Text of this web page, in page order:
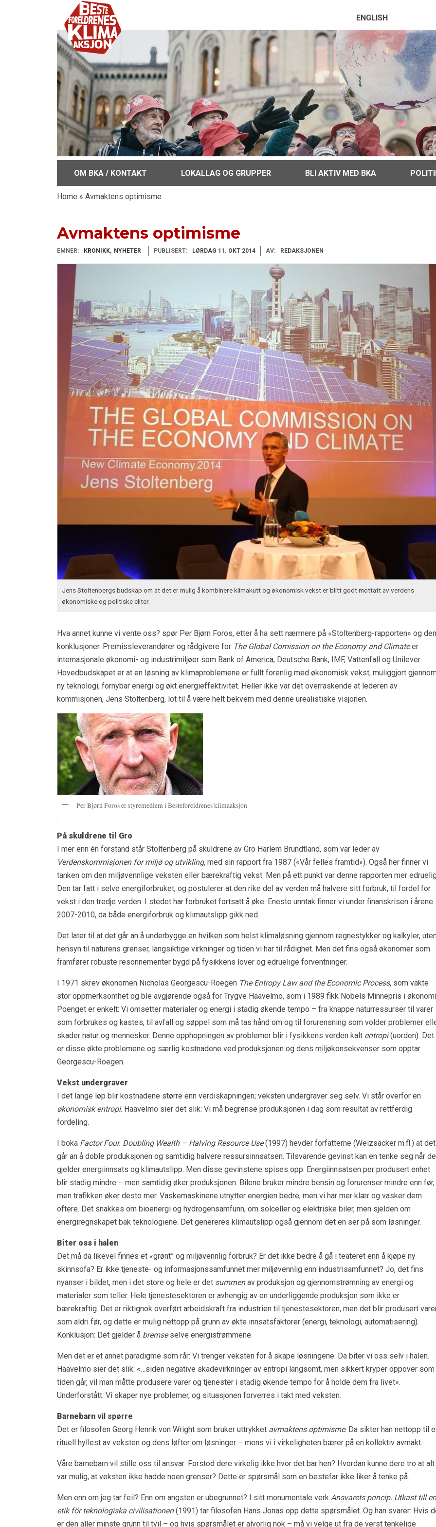
ENGLISH
OM BKA / KONTAKT LOKALLAG OG GRUPPER BLI AKTIV MED BKA
Home » Avmaktens optimisme
Avmaktens optimisme
EMNER: KRONIKK NYHETER PUBLISERT: LØRDAG 11. OKT 2014 AV: REDAKSJONEN
Jens Stoltenbergs budskap om at det er mulig å kombinere klimakutt og økonomisk vekst er blitt godt mottatt av verdens
økonomiske og politiske eliter.
Hva annet kunne vi vente oss? spør Per Bjørn Foros, etter å ha sett nærmere på «Stoltenberg-rapporten» og
konklusjoner. Premissleverandører og rådgivere for The Global Comission on the Economy and Climateer
internasjonale økonomi- og industrimiljøer som Bank of America, Deutsche Bank, IMF, Vattenfall og Unilever.
Hovedbudskapet er at en løsning av klimaproblemene er fullt forenlig med økonomisk vekst, muliggjort
ny teknologi, fornybar energi og økt energieffektivitet. Heller ikke var det overraskende at lederen av
kommisjonen, Jens Stoltenberg, lot til å være helt bekvem med denne urealistiske visjonen.
Per Bjørn Foros er styremedlem i Besteforeldrenes klimaaksjon
På skuldrene til Gro
I mer enn én forstand står Stoltenberg på skuldrene av Gro Harlem Brundtland, som var leder av
Verdenskommisjonen for miljø og utvikling, med sin rapport fra 1987 («Vår felles framtid»). Også her finner vi
tanken om den miljøvennlige veksten eller bærekraftig vekst. Men på ett punkt var denne rapporten mer
Den tar fatt i selve energiforbruket, og postulerer at den rike del av verden må halvere sitt forbruk, til fordel for
vekst i den tredje verden. I stedet har forbruket fortsatt å øke. Eneste unntak finner vi under finanskrisen i årene
2007-2010, da både energiforbruk og klimautslipp gikk ned.
Det later til at det går an å underbygge en hvilken som helst klimaløsning gjennom regnestykker og kalkyler,
hensyn til naturens grenser, langsiktige virkninger og tiden vi har til rådighet. Men det fins også økonomer som
framfører robuste resonnementer bygd på fysikkens lover og edruelige forventninger.
I 1971 skrev økonomen Nicholas Georgescu-Roegen The Entropy Law and the Economic Process, som vakte
stor oppmerksomhet og ble avgjørende også for Trygve Haavelmo, som i 1989 fikk Nobels Minnepris i
Poenget er enkelt: Vi omsetter materialer og energi i stadig økende tempo – fra knappe naturressurser til varer
som forbrukes og kastes, til avfall og søppel som må tas hånd om og til forurensning som volder problemer
skader natur og mennesker. Denne opphopningen av problemer blir i fysikkens verden kalt entropi(uorden). Det
er disse økte problemene og særlig kostnadene ved produksjonen og dens miljøkonsekvenser som opptar
Georgescu-Roegen.
Vekst undergraver
I det lange løp blir kostnadene større enn verdiskapningen; veksten undergraver seg selv. Vi står overfor en
økonomisk entropi. Haavelmo sier det slik: Vi må begrense produksjonen i dag som resultat av rettferdig
fordeling.
I boka Factor Four. Doubling Wealth – Halving Resource Use(1997) hevder forfatterne (Weizsäcker m.fl.) at det
går an å doble produksjonen og samtidig halvere ressursinnsatsen. Tilsvarende gevinst kan en tenke seg når
gjelder energiinnsats og klimautslipp. Men disse gevinstene spises opp. Energiinnsatsen per produsert enhet
blir stadig mindre – men samtidig øker produksjonen. Bilene bruker mindre bensin og forurenser mindre enn før,
men trafikken øker desto mer. Vaskemaskinene utnytter energien bedre, men vi har mer klær og vasker dem
oftere. Det snakkes om bioenergi og hydrogensamfunn, om solceller og elektriske biler, men sjelden om
energiregnskapet bak teknologiene. Det genereres klimautslipp også gjennom det en ser på som løsninger.
Biter oss i halen
Det må da likevel finnes et «grønt” og miljøvennlig forbruk? Er det ikke bedre å gå i teateret enn å kjøpe ny
skinnsofa? Er ikke tjeneste- og informasjonssamfunnet mer miljøvennlig enn industrisamfunnet? Jo, det fins
nyanser i bildet, men i det store og hele er det summenav produksjon og gjennomstrømning av energi og
materialer som teller. Hele tjenestesektoren er avhengig av en underliggende produksjon som ikke er
bærekraftig. Det er riktignok overført arbeidskraft fra industrien til tjenestesektoren, men det blir produsert
som aldri før, og dette er mulig nettopp på grunn av økte innsatsfaktorer (energi, teknologi, automatisering).
Konklusjon: Det gjelder å bremseselve energistrømmene.
Men det er et annet paradigme som rår: Vi trenger veksten for å skape løsningene. Da biter vi oss selv i halen.
Haavelmo sier det slik: «…siden negative skadevirkninger av entropi langsomt, men sikkert kryper oppover som
tiden går, vil man måtte produsere varer og tjenester i stadig økende tempo for å holde dem fra livet».
Underforstått: Vi skaper nye problemer, og situasjonen forverres i takt med veksten.
Barnebarn vil spørre
Det er filosofen Georg Henrik von Wright som bruker uttrykket avmaktens optimisme. Da sikter han nettopp til
rituell hyllest av veksten og dens løfter om løsninger – mens vi i virkeligheten bærer på en kollektiv avmakt.
Våre barnebarn vil stille oss til ansvar: Forstod dere virkelig ikke hvor det bar hen? Hvordan kunne dere tro at alt
var mulig, at veksten ikke hadde noen grenser? Dette er spørsmål som en bestefar ikke liker å tenke på.
Men enn om jeg tar feil? Enn om angsten er ubegrunnet? I sitt monumentale verk Ansvarets princip. Utkast till en
etik för teknologiska civilisationen(1991) tar filosofen Hans Jonas opp dette spørsmålet. Og han svarer: Hvis
er den aller minste grunn til tvil – og hvis spørsmålet er alvorlig nok – må vi velge ut fra de verst tenkelige